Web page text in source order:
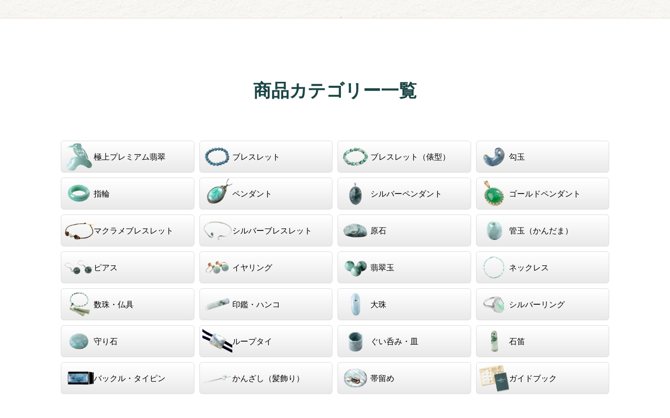
商品カテゴリー一覧
極上プレミアム翡翠 ブレスレット ブレスレット（俵型） 勾玉
指輪 ペンダント シルバーペンダント ゴールドペンダント
マクラメブレスレット シルバーブレスレット 原石 管玉（かんだま）
ピアス イヤリング 翡翠玉 ネックレス
数珠・仏具 印鑑・ハンコ 大珠 シルバーリング
守り石 ループタイ ぐい呑み・皿 石笛
バックル・タイピン かんざし（髪飾り） 帯留め ガイドブック